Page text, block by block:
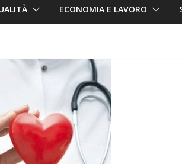
risparmio di
sono
sul
la proposta ai
dal rogo di
vittime e la
tutela del
ECONOMIA E LAVORO